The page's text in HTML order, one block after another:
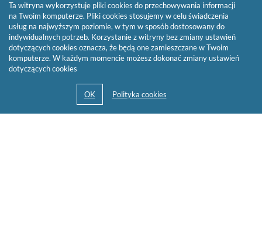
Ta witryna wykorzystuje pliki cookies do przechowywania informacji
na Twoim komputerze. Pliki cookies stosujemy w celu świadczenia
usług na najwyższym poziomie, w tym w sposób dostosowany do
indywidualnych potrzeb. Korzystanie z witryny bez zmiany ustawień
dotyczących cookies oznacza, że będą one zamieszczane w Twoim
komputerze. W każdym momencie możesz dokonać zmiany ustawień
dotyczących cookies